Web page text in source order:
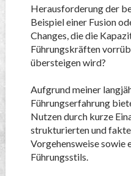
Herausforderung der
Beispiel einer Fusion
Changes, die die
Führungskräften
übersteigen wird?
Aufgrund meiner
Führungserfahrung
Nutzen durch kurze
strukturierten und
Vorgehensweise
Führungsstils.